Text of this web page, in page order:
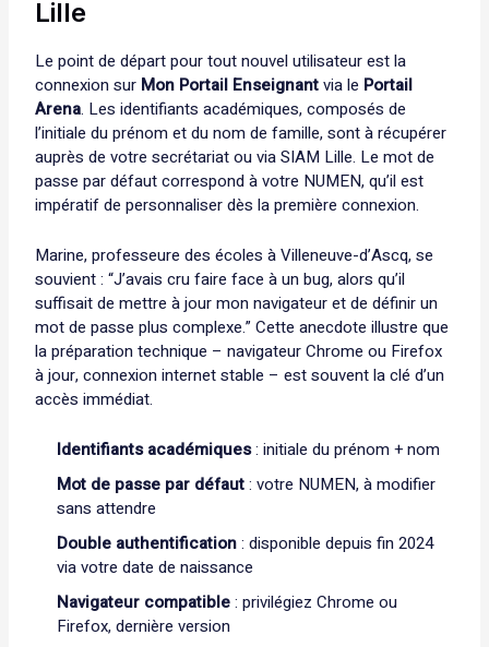
Lille
Le point de départ pour tout nouvel utilisateur est la
connexion sur Mon Portail Enseignantvia le Portail
Arena. Les identifiants académiques, composés de
l’initiale du prénom et du nom de famille, sont à récupérer
auprès de votre secrétariat ou via SIAM Lille. Le mot de
passe par défaut correspond à votre NUMEN, qu’il est
impératif de personnaliser dès la première connexion.
Marine, professeure des écoles à Villeneuve-d’Ascq, se
souvient : “J’avais cru faire face à un bug, alors qu’il
suffisait de mettre à jour mon navigateur et de définir un
mot de passe plus complexe.” Cette anecdote illustre que
la préparation technique – navigateur Chrome ou Firefox
à jour, connexion internet stable – est souvent la clé d’un
accès immédiat.
Identifiants académiques: initiale du prénom + nom
Mot de passe par défaut: votre NUMEN, à modifier
sans attendre
Double authentification: disponible depuis fin 2024
via votre date de naissance
Navigateur compatible: privilégiez Chrome ou
Firefox, dernière version